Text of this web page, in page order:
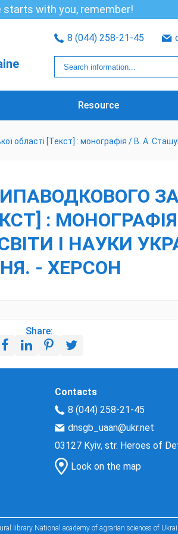
starts with you, remember!
8 (044) 258-21-45
Resource
області [Текст] : монографія / В. А.
:
І НАУКИ
- ХЕРСОН
Share:
Contacts
8 (044) 258-21-45
dnsgb_uaan@ukr.net
03127 Kyiv, str. Heroes of
Look on the map
library National academy of agrarian sciences of